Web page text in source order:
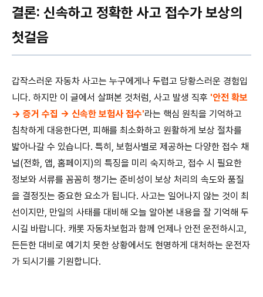
결론: 신속하고 정확한 사고 접수가 보상의
첫걸음
갑작스러운 자동차 사고는 누구에게나 두렵고 당황스러운 경험입
니다. 하지만 이 글에서 살펴본 것처럼, 사고 발생 직후 '안전 확보
→ 증거 수집 → 신속한 보험사 접수'라는 핵심 원칙을 기억하고
침착하게 대응한다면, 피해를 최소화하고 원활하게 보상 절차를
밟아나갈 수 있습니다. 특히, 보험사별로 제공하는 다양한 접수 채
널(전화, 앱, 홈페이지)의 특징을 미리 숙지하고, 접수 시 필요한
정보와 서류를 꼼꼼히 챙기는 준비성이 보상 처리의 속도와 품질
을 결정짓는 중요한 요소가 됩니다. 사고는 일어나지 않는 것이 최
선이지만, 만일의 사태를 대비해 오늘 알아본 내용을 잘 기억해 두
시길 바랍니다. 캐롯 자동차보험과 함께 언제나 안전 운전하시고,
든든한 대비로 예기치 못한 상황에서도 현명하게 대처하는 운전자
가 되시기를 기원합니다.